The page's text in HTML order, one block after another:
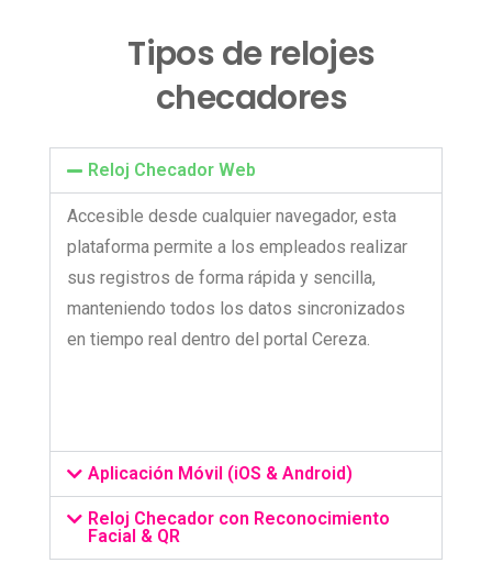
Tipos de relojes
checadores
Reloj Checador Web
Accesible desde cualquier navegador, esta
plataforma permite a los empleados realizar
sus registros de forma rápida y sencilla,
manteniendo todos los datos sincronizados
en tiempo real dentro del portal Cereza.
Aplicación Móvil (iOS & Android)
Reloj Checador con Reconocimiento
Facial & QR